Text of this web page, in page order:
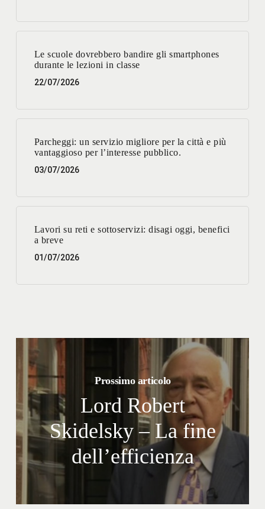
Le scuole dovrebbero bandire gli smartphones
durante le lezioni in classe
22/07/2026
Parcheggi: un servizio migliore per la città e più
vantaggioso per l’interesse pubblico.
03/07/2026
Lavori su reti e sottoservizi: disagi oggi, benefici
a breve
01/07/2026
Prossimo articolo
Lord Robert
Skidelsky – La fine
dell’efficienza